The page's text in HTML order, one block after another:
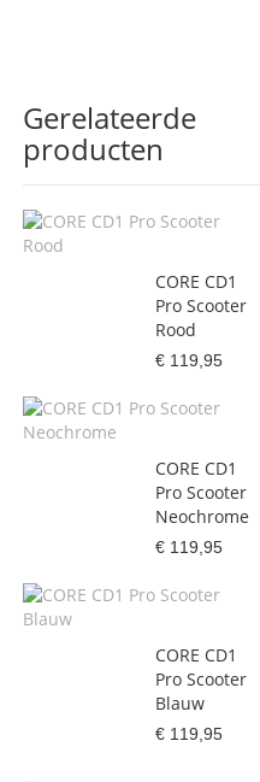
Gerelateerde
producten
CORE CD1
Pro Scooter
Rood
€ 119,95
CORE CD1
Pro Scooter
Neochrome
€ 119,95
CORE CD1
Pro Scooter
Blauw
€ 119,95